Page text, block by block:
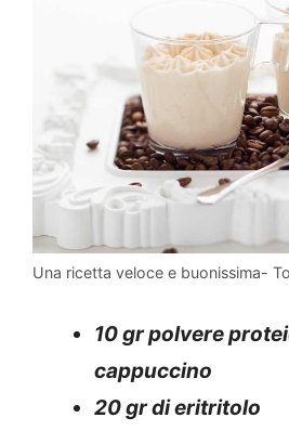
Una ricetta veloce e buonissima-
10 gr polvere
cappuccino
20 gr di eritritolo